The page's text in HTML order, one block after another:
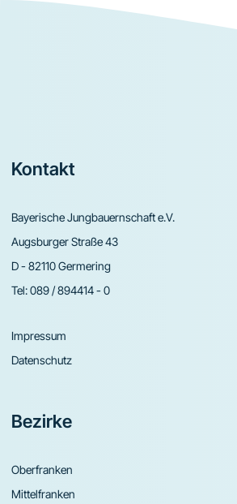
Footer
Kontakt
Bayerische Jungbauernschaft e.V.
Augsburger Straße 43
D - 82110 Germering
Tel:089 / 894414 - 0
Impressum
Datenschutz
Bezirke
Oberfranken
Mittelfranken